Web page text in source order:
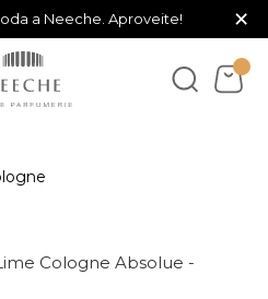
a Neeche. Aproveite! ×
Cologne Absolue -